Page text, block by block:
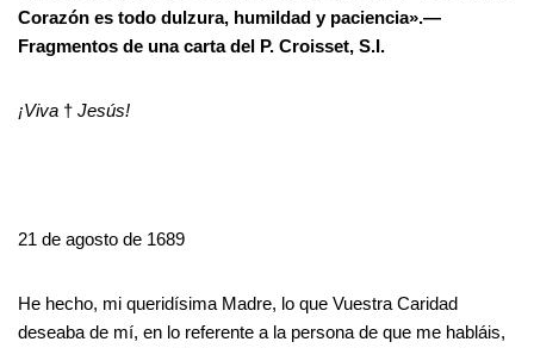
Corazón es todo dulzura, humildad y paciencia».—
Fragmentos de una carta del P. Croisset, S.I.
¡Viva † Jesús!
21 de agosto de 1689
He hecho, mi queridísima Madre, lo que Vuestra Caridad
deseaba de mí, en lo referente a la persona de que me habláis,